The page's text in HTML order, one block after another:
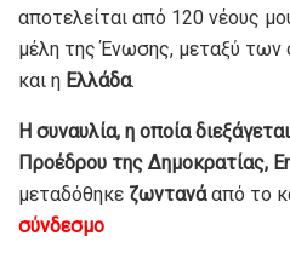
αποτελείται από 120 νέους
μέλη της Ένωσης, μεταξύ των
και η Ελλάδα.
Η συναυλία, η οποία
Προέδρου της Δημοκρατίας,
μεταδόθηκε ζωντανάαπό το
σύνδεσμο